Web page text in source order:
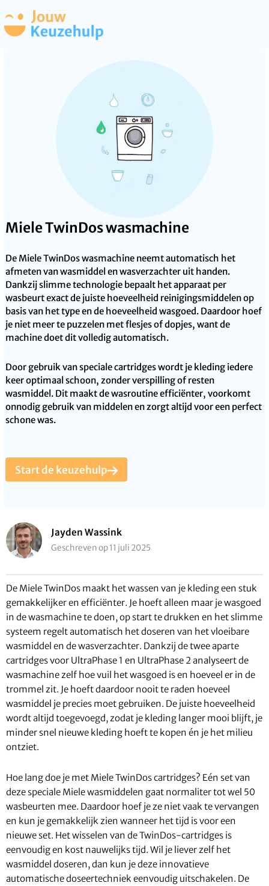
Miele TwinDos wasmachine
De Miele TwinDos wasmachine neemt automatisch het
afmeten van wasmiddel en wasverzachter uit handen.
Dankzij slimme technologie bepaalt het apparaat per
wasbeurt exact de juiste hoeveelheid reinigingsmiddelen op
basis van het type en de hoeveelheid wasgoed. Daardoor hoef
je niet meer te puzzelen met flesjes of dopjes, want de
machine doet dit volledig automatisch.
Door gebruik van speciale cartridges wordt je kleding iedere
keer optimaal schoon, zonder verspilling of resten
wasmiddel. Dit maakt de wasroutine efficiënter, voorkomt
onnodig gebruik van middelen en zorgt altijd voor een perfect
schone was.
Start de keuzehulp
Jayden Wassink
Geschreven op 11 juli 2025
De Miele TwinDos maakt het wassen van je kleding een stuk
gemakkelijker en efficiënter. Je hoeft alleen maar je wasgoed
in de wasmachine te doen, op start te drukken en het slimme
systeem regelt automatisch het doseren van het vloeibare
wasmiddel en de wasverzachter. Dankzij de twee aparte
cartridges voor UltraPhase 1 en UltraPhase 2 analyseert de
wasmachine zelf hoe vuil het wasgoed is en hoeveel er in de
trommel zit. Je hoeft daardoor nooit te raden hoeveel
wasmiddel je precies moet gebruiken. De juiste hoeveelheid
wordt altijd toegevoegd, zodat je kleding langer mooi blijft, je
minder snel nieuwe kleding hoeft te kopen én je het milieu
ontziet.
Hoe lang doe je met Miele TwinDos cartridges? Eén set van
deze speciale Miele wasmiddelen gaat normaliter tot wel 50
wasbeurten mee. Daardoor hoef je ze niet vaak te vervangen
en kun je gemakkelijk zien wanneer het tijd is voor een
nieuwe set. Het wisselen van de TwinDos-cartridges is
eenvoudig en kost nauwelijks tijd. Wil je liever zelf het
wasmiddel doseren, dan kun je deze innovatieve
automatische doseertechniek eenvoudig uitschakelen. De